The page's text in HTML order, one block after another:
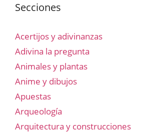
Secciones
Acertijos y adivinanzas
Adivina la pregunta
Animales y plantas
Anime y dibujos
Apuestas
Arqueología
Arquitectura y construcciones